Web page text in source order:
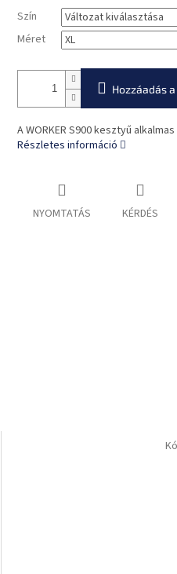
Szín
Méret
Hozzáadás
A WORKER S900 kesztyű
Részletes információ
NYOMTATÁS KÉRDÉS